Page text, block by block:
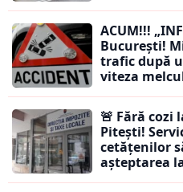
ACUM!!!
București!
trafic după
viteza
🚨 Fără cozi
Pitești!
cetățenilor
așteptarea